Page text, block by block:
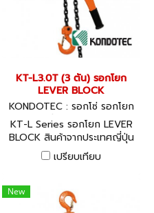
KT-L3.0T (3 ตัน) รอกโยก
LEVER BLOCK
KONDOTEC : รอกโซ่ รอกโยก
รอกถ่วง KT-L3.0T
KT-L Series รอกโยก LEVER
BLOCK สินค้าจากประเทศญี่ปุ่น
พร้อมใบ CERTIFICATE
GUARANTEE
เปรียบเทียบ
New